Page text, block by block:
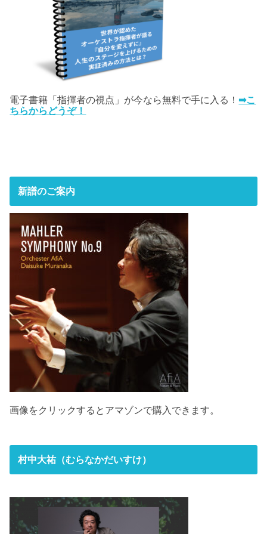
電子書籍「指揮者の視点」が今なら無料で手に入る！ ➡こ
ちらからどうぞ！
新譜のご案内
画像をクリックするとアマゾンで購入できます。
村中大祐（むらなかだいすけ）